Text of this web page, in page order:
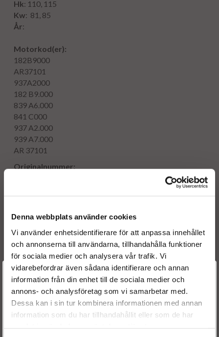
Denna webbplats använder cookies
Vi använder enhetsidentifierare för att anpassa innehållet
och annonserna till användarna, tillhandahålla funktioner
för sociala medier och analysera vår trafik. Vi
vidarebefordrar även sådana identifierare och annan
information från din enhet till de sociala medier och
annons- och analysföretag som vi samarbetar med.
Dessa kan i sin tur kombinera informationen med annan
information som du har tillhandahållit eller som de har
Hk: 110, 115
Kw: 81, 85
År:
Motorkod(er):
182B9000
AR37101
937A2000
182 B9.000
839 A6.000
841 C000
937 A2.000
939 A7.000
AR 37101
Originalnummer:
0445110119
0445110068
73501139
55192948
55187291
55187290
55187290
73501140
73501139
Välkommen till
Dieselspecialisten.se
För att förbättra din upplevelse på vår hemsida ber vi dig
välja vilken kategori du tillhör